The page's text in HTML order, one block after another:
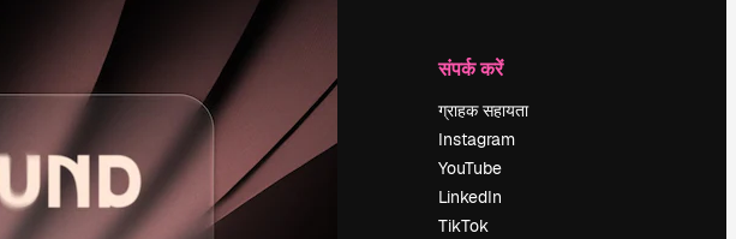
शुरू करें
Academy
दस्तावेज़ीकरण
सहायता
उपयोग की शर्तें
गोपनीयता नीति
कंपनी
मूल्य निर्धारण
हमारे बारे में
रिव्यू
करियर
संपर्क करें
ग्राहक सहायता
Instagram
YouTube
LinkedIn
TikTok